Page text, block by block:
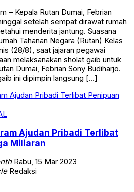
– Kepala Rutan Dumai, Febrian
setelah sempat dirawat rumah
menderita jantung. Suasana
Tahanan Negara (Rutan) Kelas
(28/8), saat jajaran pegawai
melaksanakan sholat gaib untuk
Dumai, Febrian Sony Budiharjo.
ini dipimpin langsung […]
Ajudan Pribadi Terlibat
Miliaran
Rabu, 15 Mar 2023
Redaksi